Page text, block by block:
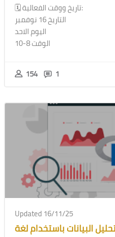
🗓 تاريخ ووقت الفعالية:
اليوم الاحد
الوقت 8-10
154 1
Updated 16/11/25